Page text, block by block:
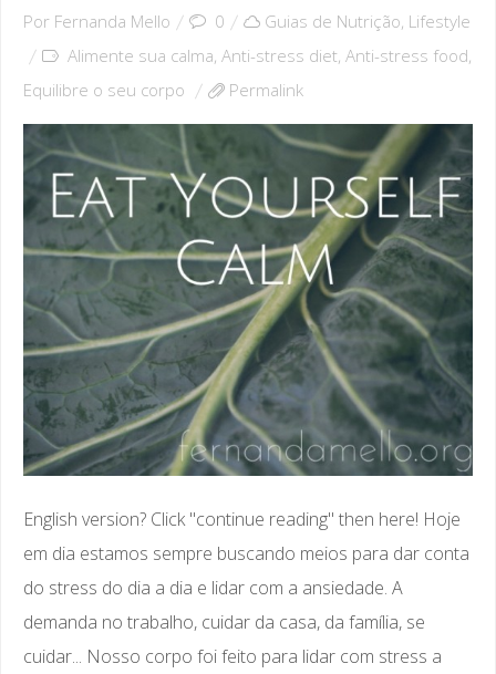
Por Fernanda Mello 0 Guias de Nutrição, Lifestyle
Alimente sua calma, Anti-stress diet, Anti-stress food,
Equilibre o seu corpo
Permalink
English version? Click "continue reading" then here! Hoje
em dia estamos sempre buscando meios para dar conta
do stress do dia a dia e lidar com a ansiedade. A
demanda no trabalho, cuidar da casa, da família, se
cuidar... Nosso corpo foi feito para lidar com stress a